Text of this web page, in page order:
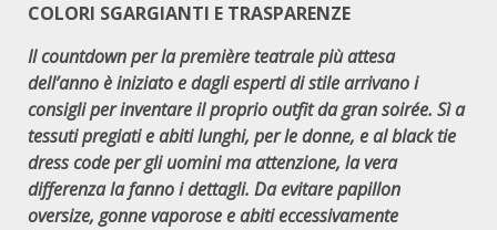
COLORI SGARGIANTI E TRASPARENZE
Il countdown per la première teatrale più attesa
dell’anno è iniziato e dagli esperti di stile arrivano i
consigli per inventare il proprio outfit da gran soirée. Sì a
tessuti pregiati e abiti lunghi, per le donne, e al black tie
dress code per gli uomini ma attenzione, la vera
differenza la fanno i dettagli. Da evitare papillon
oversize, gonne vaporose e abiti eccessivamente